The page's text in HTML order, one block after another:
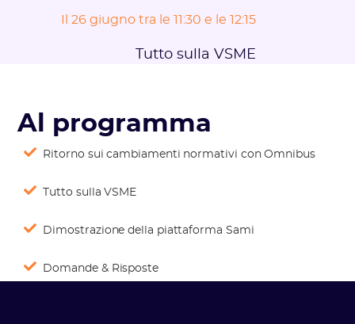
Il 26 giugno tra le 11:30 e le 12:15
Tutto sulla VSME
Al programma
Ritorno sui cambiamenti normativi con Omnibus
Tutto sulla VSME
Dimostrazione della piattaforma Sami
Domande & Risposte